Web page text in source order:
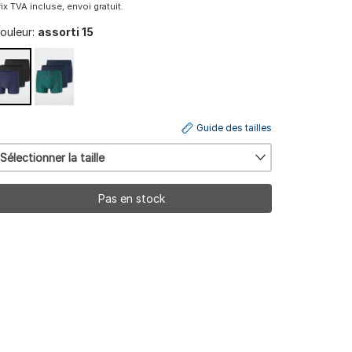
TVA incluse, envoi gratuit.
assorti 15
Sélectionner la taille
Guide des tailles
Pas en stock